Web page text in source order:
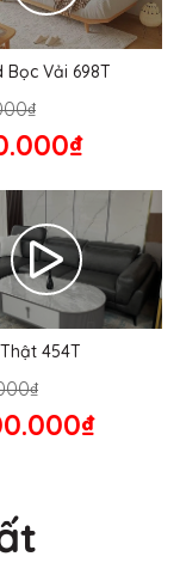
Bọc Vải 698T
454T